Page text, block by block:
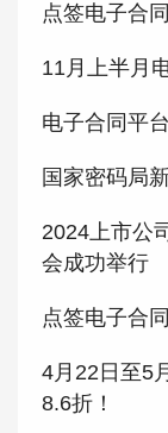
点签电子合
11月上半月
电子合同平
国家密码局
2024上市公
会成功举行
点签电子合
4月22日至5
8.6折！